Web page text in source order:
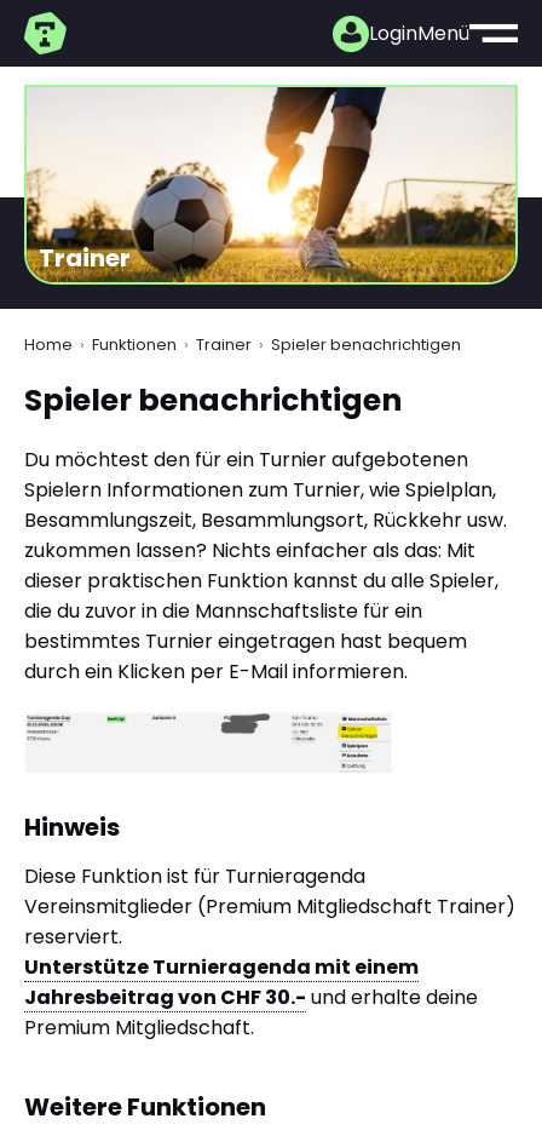
LoginMenü
Trainer
Home Funktionen Trainer Spieler benachrichtigen
Spieler benachrichtigen
Du möchtest den für ein Turnier aufgebotenen
Spielern Informationen zum Turnier, wie Spielplan,
Besammlungszeit, Besammlungsort, Rückkehr usw.
zukommen lassen? Nichts einfacher als das: Mit
dieser praktischen Funktion kannst du alle Spieler,
die du zuvor in die Mannschaftsliste für ein
bestimmtes Turnier eingetragen hast bequem
durch ein Klicken per E-Mail informieren.
Hinweis
Diese Funktion ist für Turnieragenda
Vereinsmitglieder (Premium Mitgliedschaft Trainer)
reserviert.
Unterstütze Turnieragenda mit einem
Jahresbeitrag von CHF 30.- und erhalte deine
Premium Mitgliedschaft.
Weitere Funktionen